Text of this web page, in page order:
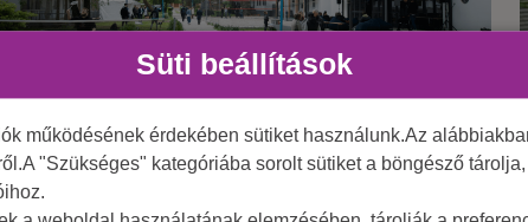
június 24.
nap kikapcsolódás a csapatoddal a
parton
Süti beállítások
működésének érdekében sütiket használunk.Az
"Szükséges" kategóriába sorolt sütiket a böngésző